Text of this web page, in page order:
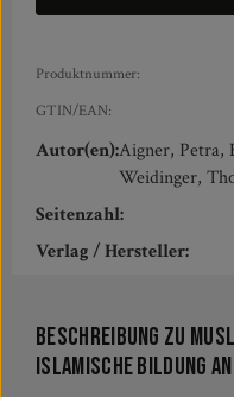
Produktnummer:
GTIN/EAN:
Autor(en):Aigner, Petra,
Weidinger,
Seitenzahl:
Verlag / Hersteller:
Beschreibung zu
islamische Bildung